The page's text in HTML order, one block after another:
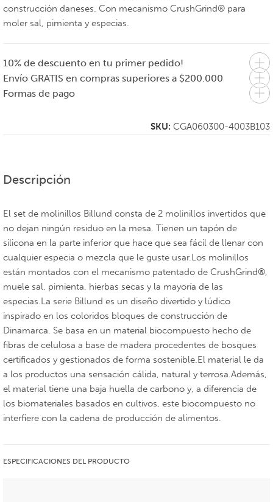
construcción daneses. Con mecanismo CrushGrind® para
moler sal, pimienta y especias.
10% de descuento en tu primer pedido!
Envío GRATIS en compras superiores a $200.000
Formas de pago
SKU: CGA060300-4003B103
Descripción
El set de molinillos Billund consta de 2 molinillos invertidos que
no dejan ningún residuo en la mesa. Tienen un tapón de
silicona en la parte inferior que hace que sea fácil de llenar con
cualquier especia o mezcla que le guste usar.Los molinillos
están montados con el mecanismo patentado de CrushGrind®,
muele sal, pimienta, hierbas secas y la mayoría de las
especias.La serie Billund es un diseño divertido y lúdico
inspirado en los coloridos bloques de construcción de
Dinamarca. Se basa en un material biocompuesto hecho de
fibras de celulosa a base de madera procedentes de bosques
certificados y gestionados de forma sostenible.El material le da
a los productos una sensación cálida, natural y terrosa.Además,
el material tiene una baja huella de carbono y, a diferencia de
los biomateriales basados en cultivos, este biocompuesto no
interfiere con la cadena de producción de alimentos.
ESPECIFICACIONES DEL PRODUCTO